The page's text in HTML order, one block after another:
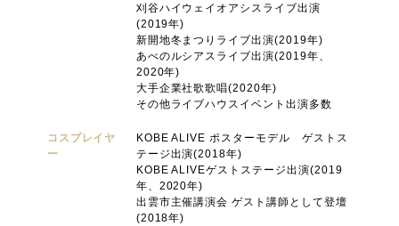
刈谷ハイウェイオアシスライブ出演
(2019年)
新開地冬まつりライブ出演(2019年)
あべのルシアスライブ出演(2019年、
2020年)
大手企業社歌歌唱(2020年)
その他ライブハウスイベント出演多数
コスプレイヤ
ー
KOBE ALIVE ポスターモデル ゲストス
テージ出演(2018年)
KOBE ALIVEゲストステージ出演(2019
年、2020年)
出雲市主催講演会 ゲスト講師として登壇
(2018年)